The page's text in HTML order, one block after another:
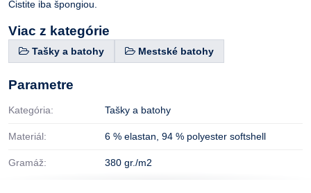
Čistite iba špongiou.
Viac z kategórie
Tašky a batohy Mestské batohy
Parametre
Kategória: Tašky a batohy
Materiál: 6 % elastan, 94 % polyester softshell
Gramáž: 380 gr./m2